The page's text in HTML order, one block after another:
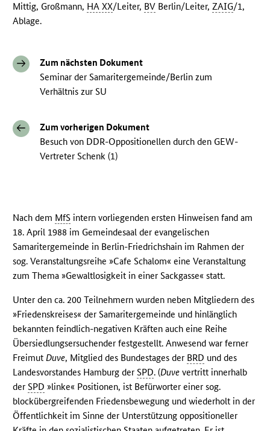
Mittig, Großmann, HA XX/Leiter, BV Berlin/Leiter,ZAIG/1,
Ablage.
Zum nächsten Dokument
Seminar der Samaritergemeinde/Berlin zum
Verhältnis zur SU
Zum vorherigen Dokument
Besuch von DDR-Oppositionellen durch den GEW-
Vertreter Schenk (1)
Nach dem MfS intern vorliegenden ersten Hinweisen fand am
18. April 1988 im Gemeindesaal der evangelischen
Samaritergemeinde in Berlin-Friedrichshain im Rahmen der
sog. Veranstaltungsreihe »Cafe Schalom« eine Veranstaltung
zum Thema »Gewaltlosigkeit in einer Sackgasse« statt.
Unter den ca. 200 Teilnehmern wurden neben Mitgliedern des
»Friedenskreises« der Samaritergemeinde und hinlänglich
bekannten feindlich-negativen Kräften auch eine Reihe
Übersiedlungsersuchender festgestellt. Anwesend war ferner
FreimutDuve, Mitglied des Bundestages der BRD und des
Landesvorstandes Hamburg derSPD. (Duve vertritt innerhalb
derSPD »linke« Positionen, ist Befürworter einer sog.
blockübergreifenden Friedensbewegung und wiederholt in der
Öffentlichkeit im Sinne der Unterstützung oppositioneller